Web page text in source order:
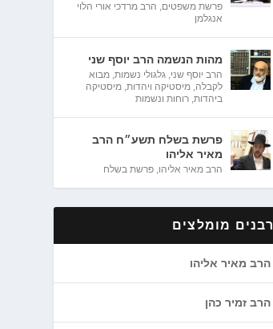
פרשת משפטים, הרב מרדכי אורי הלוי
אנגלמן
מהות הנשמה הרב יוסף שני
הרב יוסף שני,גלגולי נשמות,מבוא
לקבלה,מיסטיקה ויהדות,מיסטיקה
ביהדות,רוחות ונשמות
פרשת בשלח תשע״ח הרב
מאיר אליהו
הרב מאיר אליהו,פרשת בשלח
רבנים מומלצים
הרב מאיר אליהו
הרב זמיר כהן